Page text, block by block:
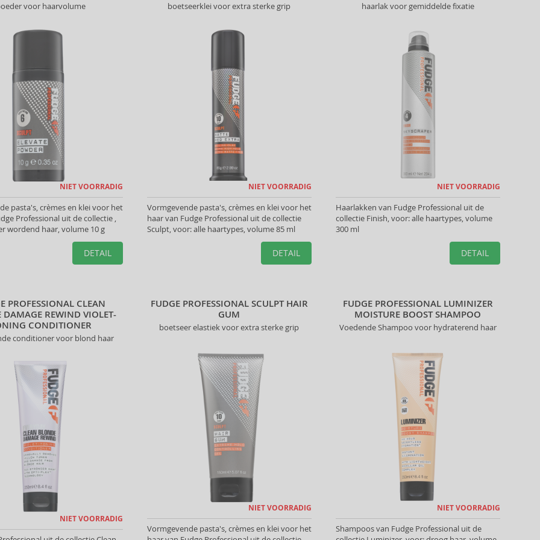
voor haarvolume
NIET VOORRADIG
pasta's, crèmes en klei voor het
Professional uit de collectie ,
wordend haar, volume 10 g
DETAIL
boetseerklei voor extra sterke grip
NIET VOORRADIG
Vormgevende pasta's, crèmes en klei voor het
haar van Fudge Professional uit de collectie
Sculpt, voor: alle haartypes, volume 85 ml
DETAIL
haarlak voor gemiddelde fixatie
NIET VOORRADIG
Haarlakken van Fudge Professional uit de
collectie Finish, voor: alle haartypes, volume
300 ml
DETAIL
PROFESSIONAL CLEAN
DAMAGE REWIND VIOLET-
CONDITIONER
conditioner voor blond haar
NIET VOORRADIG
FUDGE PROFESSIONAL SCULPT HAIR
GUM
boetseer elastiek voor extra sterke grip
NIET VOORRADIG
Vormgevende pasta's, crèmes en klei voor het
FUDGE PROFESSIONAL LUMINIZER
MOISTURE BOOST SHAMPOO
Voedende Shampoo voor hydraterend haar
NIET VOORRADIG
Shampoos van Fudge Professional uit de